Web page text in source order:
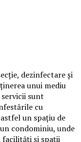
dezinfectare și
unui mediu
sunt
cu
un spațiu de
condominiu, unde
facilități și spații